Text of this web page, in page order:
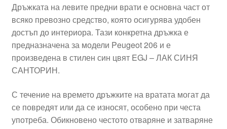
Дръжката на левите предни врати е основна част от
всяко превозно средство, която осигурява удобен
достъп до интериора. Тази конкретна дръжка е
предназначена за модели Peugeot 206 и е
произведена в стилен син цвят EGJ – ЛАК СИНЯ
САНТОРИН.
С течение на времето дръжките на вратата могат да
се повредят или да се износят, особено при честа
употреба. Обикновено честото отваряне и затваряне